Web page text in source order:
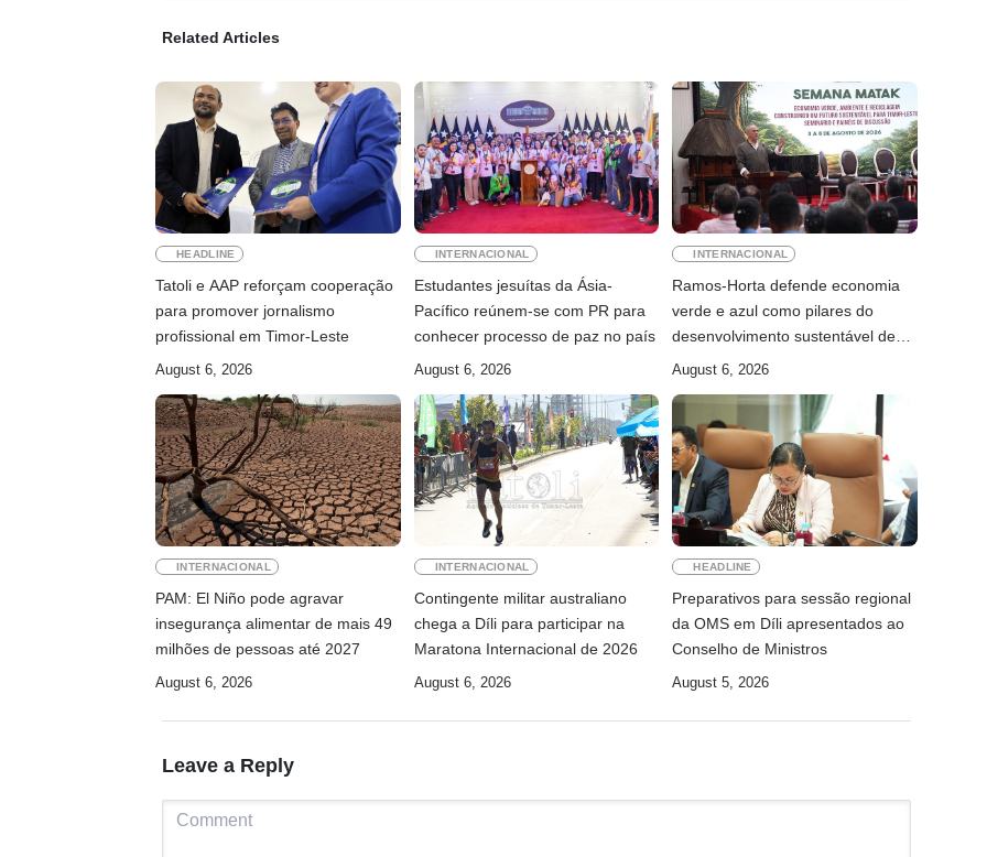
Related Articles
HEADLINE
Tatoli e AAP reforçam cooperação
para promover jornalismo
profissional em Timor-Leste
August 6, 2026
INTERNACIONAL
Estudantes jesuítas da Ásia-
Pacífico reúnem-se com PR para
conhecer processo de paz no país
August 6, 2026
INTERNACIONAL
Ramos-Horta defende economia
verde e azul como pilares do
desenvolvimento sustentável de
Timor-Leste
August 6, 2026
INTERNACIONAL
PAM: El Niño pode agravar
insegurança alimentar de mais 49
milhões de pessoas até 2027
August 6, 2026
INTERNACIONAL
Contingente militar australiano
chega a Díli para participar na
Maratona Internacional de 2026
August 6, 2026
HEADLINE
Preparativos para sessão regional
da OMS em Díli apresentados ao
Conselho de Ministros
August 5, 2026
Leave a Reply